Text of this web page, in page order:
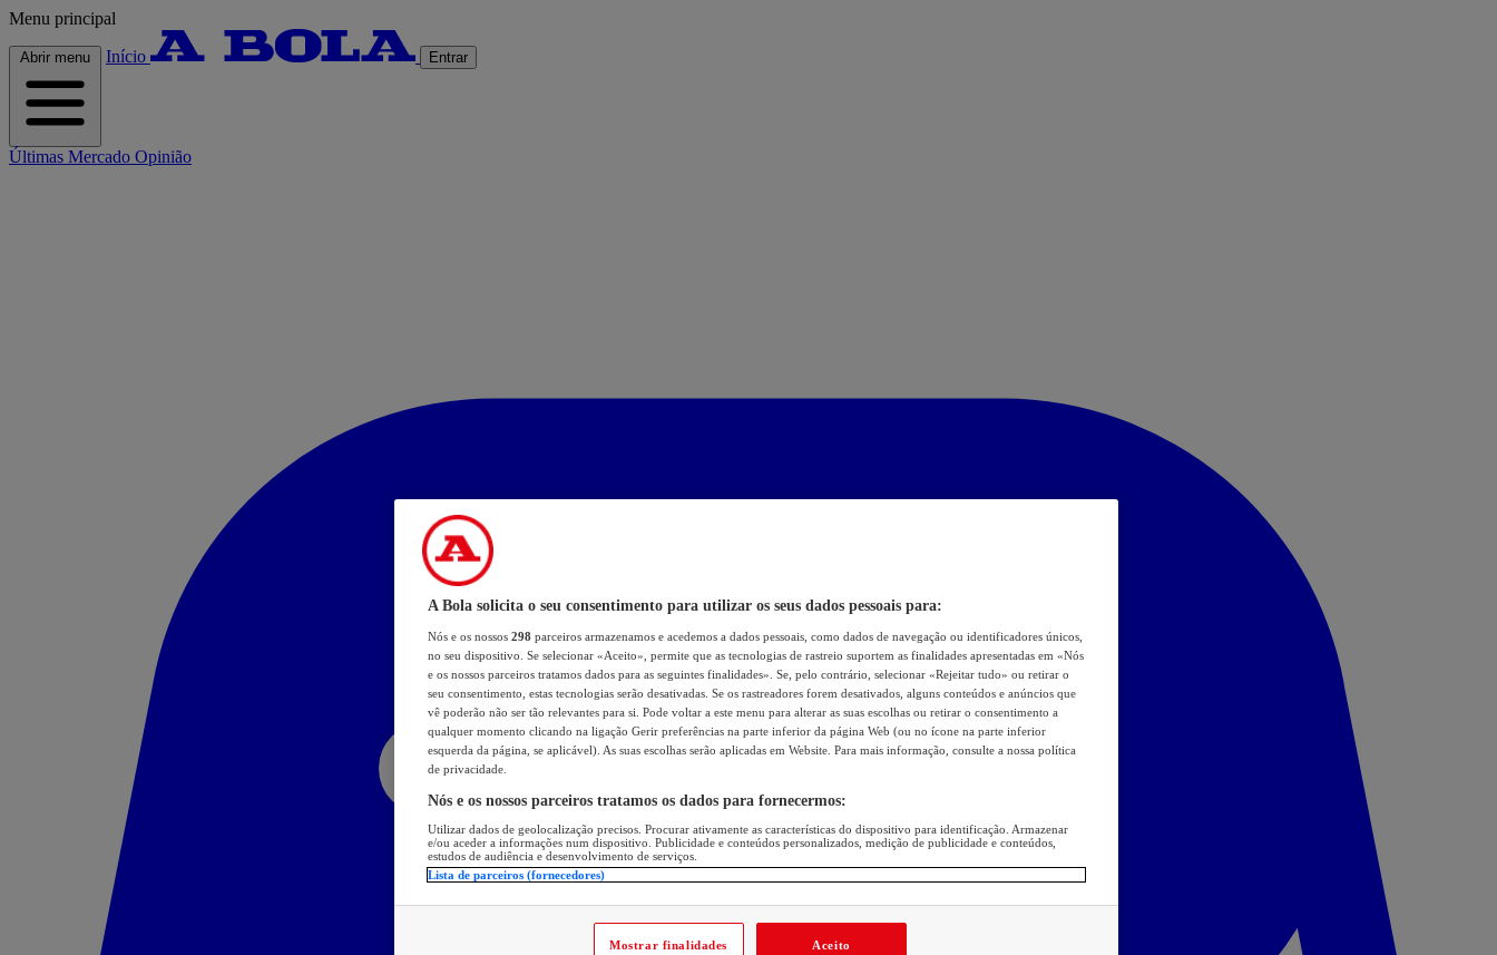
Menu principal
Abrir menu Início Entrar
Últimas Mercado Opinião
A Bola solicita o seu consentimento para utilizar os seus dados pessoais para:
Nós e os nossos 298 parceiros armazenamos e acedemos a dados pessoais, como dados de navegação ou identificadores únicos,
no seu dispositivo. Se selecionar «Aceito», permite que as tecnologias de rastreio suportem as finalidades apresentadas em «Nós
e os nossos parceiros tratamos dados para as seguintes finalidades». Se, pelo contrário, selecionar «Rejeitar tudo» ou retirar o
seu consentimento, estas tecnologias serão desativadas. Se os rastreadores forem desativados, alguns conteúdos e anúncios que
vê poderão não ser tão relevantes para si. Pode voltar a este menu para alterar as suas escolhas ou retirar o consentimento a
qualquer momento clicando na ligação Gerir preferências na parte inferior da página Web (ou no ícone na parte inferior
esquerda da página, se aplicável). As suas escolhas serão aplicadas em Website. Para mais informação, consulte a nossa política
de privacidade.
Nós e os nossos parceiros tratamos os dados para fornecermos:
Utilizar dados de geolocalização precisos. Procurar ativamente as características do dispositivo para identificação. Armazenar
e/ou aceder a informações num dispositivo. Publicidade e conteúdos personalizados, medição de publicidade e conteúdos,
estudos de audiência e desenvolvimento de serviços.
Lista de parceiros (fornecedores)
Mostrar finalidades Aceito